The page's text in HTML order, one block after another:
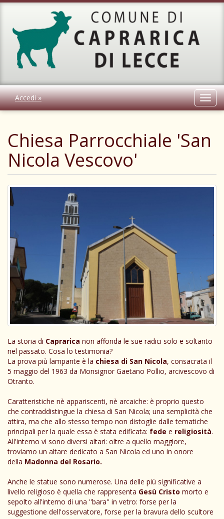
Accedi »
Chiesa Parrocchiale 'San
Nicola Vescovo'
La storia di Caprarica non affonda le sue radici solo e soltanto
nel passato. Cosa lo testimonia?
La prova più lampante è la chiesa di San Nicola, consacrata il
5 maggio del 1963 da Monsignor Gaetano Pollio, arcivescovo di
Otranto.
Caratteristiche nè appariscenti, nè arcaiche: è proprio questo
che contraddistingue la chiesa di San Nicola; una semplicità che
attira, ma che allo stesso tempo non distoglie dalle tematiche
principali per la quale essa è stata edificata: fede e religiosità.
All'interno vi sono diversi altari: oltre a quello maggiore,
troviamo un altare dedicato a San Nicola ed uno in onore
della Madonna del Rosario.
Anche le statue sono numerose. Una delle più significative a
livello religioso è quella che rappresenta Gesù Cristo morto e
sepolto all'interno di una ''bara'' in vetro: forse per la
suggestione dell'osservatore, forse per la bravura dello scultore